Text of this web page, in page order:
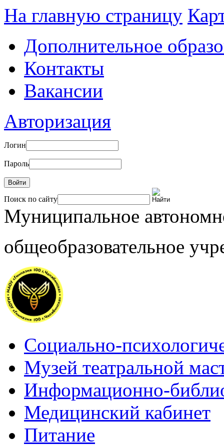
На главную страницу
Дополнительное
Контакты
Вакансии
Авторизация
Логин
Пароль
Войти
Поиск по сайту
Муниципальное
общеобразовательное
Социально-
Музей театральной
Информационно-
Медицинский кабинет
Питание